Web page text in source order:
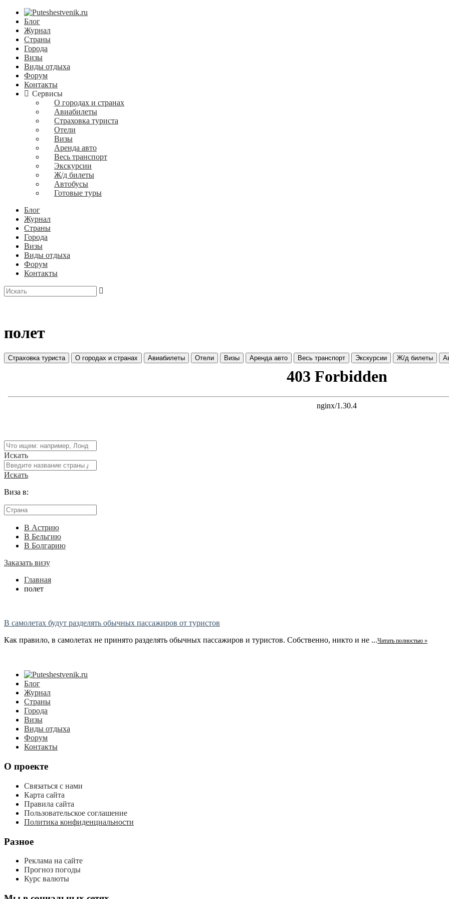
Блог
Журнал
Страны
Города
Визы
Виды отдыха
Форум
Контакты
Сервисы
О городах и странах
Авиабилеты
Страховка туриста
Отели
Визы
Аренда авто
Весь транспорт
Экскурсии
Ж/д билеты
Автобусы
Готовые туры
Блог
Журнал
Страны
Города
Визы
Виды отдыха
Форум
Контакты
полет
Страховка туриста О городах и странах Авиабилеты Отели Визы Аренда авто Весь транспорт Экскурсии Ж/д билеты
Искать
Искать
Виза в:
В Астрию
В Бельгию
В Болгарию
Заказать визу
Главная
полет
В самолетах будут разделять обычных пассажиров от туристов
Как правило, в самолетах не принято разделять обычных пассажиров и туристов. Собственно, никто и не ...Читать полностью »
Блог
Журнал
Страны
Города
Визы
Виды отдыха
Форум
Контакты
О проекте
Связаться с нами
Карта сайта
Правила сайта
Пользовательское соглашение
Политика конфиденциальности
Разное
Реклама на сайте
Прогноз погоды
Курс валюты